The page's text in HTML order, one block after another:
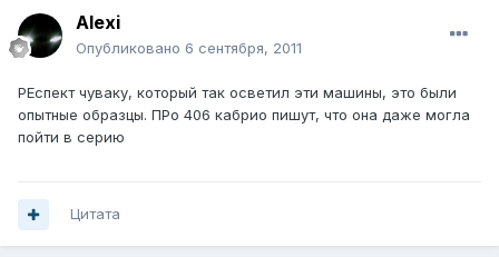
Alexi
Опубликовано 6 сентября, 2011
РЕспект чуваку, который так осветил эти машины, это были
опытные образцы. ПРо 406 кабрио пишут, что она даже могла
пойти в серию
Цитата